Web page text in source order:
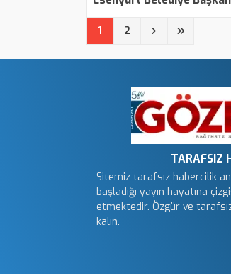
tepki: Her durumda büyük
1 (current)
2
TARAFSIZ
Sitemiz tarafsız habercilik
başladığı yayın hayatına
etmektedir. Özgür ve
kalın.